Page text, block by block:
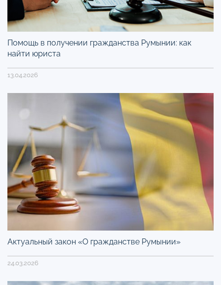
Помощь в получении гражданства Румынии: как
найти юриста
13.04.2026
Актуальный закон «О гражданстве Румынии»
24.03.2026